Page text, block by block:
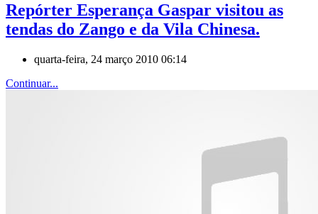
Repórter Esperança Gaspar visitou as
tendas do Zango e da Vila Chinesa.
quarta-feira, 24 março 2010 06:14
Continuar...